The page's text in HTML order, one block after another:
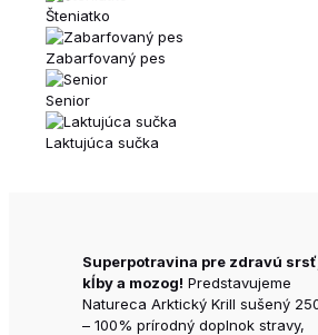
Šteniatko
Zabarfovaný pes
Senior
Laktujúca sučka
Superpotravina pre zdravú srsť,
kĺby a mozog! Predstavujeme
Natureca Arktický Krill sušený
– 100% prírodný doplnok stravy,